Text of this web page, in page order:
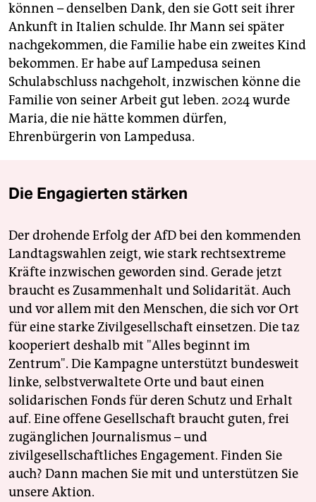
können – denselben Dank, den sie Gott seit ihrer
Ankunft in Italien schulde. Ihr Mann sei später
nachgekommen, die Familie habe ein zweites Kind
bekommen. Er habe auf Lampedusa seinen
Schulabschluss nachgeholt, inzwischen könne die
Familie von seiner Arbeit gut leben. 2024 wurde
Maria, die nie hätte kommen dürfen,
Ehrenbürgerin von Lampedusa.
Die Engagierten stärken
Der drohende Erfolg der AfD bei den kommenden
Landtagswahlen zeigt, wie stark rechtsextreme
Kräfte inzwischen geworden sind. Gerade jetzt
braucht es Zusammenhalt und Solidarität. Auch
und vor allem mit den Menschen, die sich vor Ort
für eine starke Zivilgesellschaft einsetzen. Die taz
kooperiert deshalb mit "Alles beginnt im
Zentrum". Die Kampagne unterstützt bundesweit
linke, selbstverwaltete Orte und baut einen
solidarischen Fonds für deren Schutz und Erhalt
auf. Eine offene Gesellschaft braucht guten, frei
zugänglichen Journalismus – und
zivilgesellschaftliches Engagement. Finden Sie
auch? Dann machen Sie mit und unterstützen Sie
unsere Aktion.